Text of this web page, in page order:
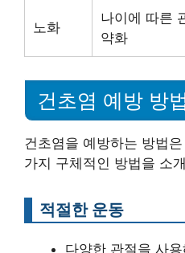
노화
나이에 따른
약화
건초염 예방 방
건초염을 예방하는 방법
가지 구체적인 방법을 소
적절한 운동
다양한 관절을 사